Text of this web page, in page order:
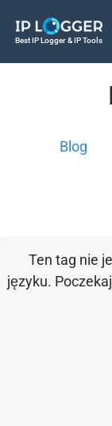
Best IP Logger & IP Tools
Blog